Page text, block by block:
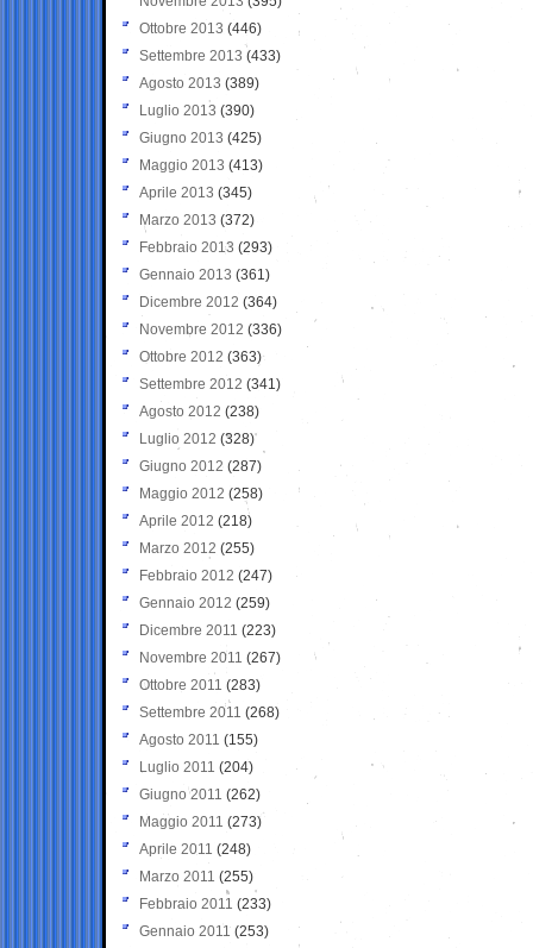
Ottobre 2013 (446)
Settembre 2013 (433)
Agosto 2013 (389)
Luglio 2013 (390)
Giugno 2013 (425)
Maggio 2013 (413)
Aprile 2013 (345)
Marzo 2013 (372)
Febbraio 2013 (293)
Gennaio 2013 (361)
Dicembre 2012 (364)
Novembre 2012 (336)
Ottobre 2012 (363)
Settembre 2012 (341)
Agosto 2012 (238)
Luglio 2012 (328)
Giugno 2012 (287)
Maggio 2012 (258)
Aprile 2012 (218)
Marzo 2012 (255)
Febbraio 2012 (247)
Gennaio 2012 (259)
Dicembre 2011 (223)
Novembre 2011 (267)
Ottobre 2011 (283)
Settembre 2011 (268)
Agosto 2011 (155)
Luglio 2011 (204)
Giugno 2011 (262)
Maggio 2011 (273)
Aprile 2011 (248)
Marzo 2011 (255)
Febbraio 2011 (233)
Gennaio 2011 (253)